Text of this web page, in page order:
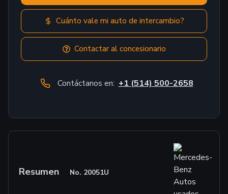
Cuánto vale mi auto de intercambio?
Contactar al concesionario
Contáctanos en: +1 (514) 500-2658
Resumen No. 20051U